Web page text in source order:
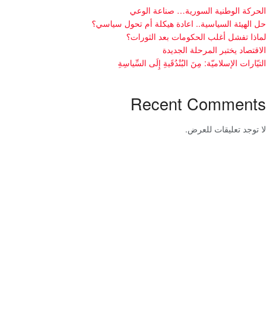
الحركة الوطنية السورية… صناعة الوعي
حل الهيئة السياسية.. اعادة هيكلة أم تحول سياسي؟
لماذا تفشل أغلب الحكومات بعد الثورات؟
الاقتصاد يختبر المرحلة الجديدة
التيّارات الإسلاميّة: مِنَ البُنْدُقَيةِ إِلَى السِّياسِةِ
Recent Comments
لا توجد تعليقات للعرض.